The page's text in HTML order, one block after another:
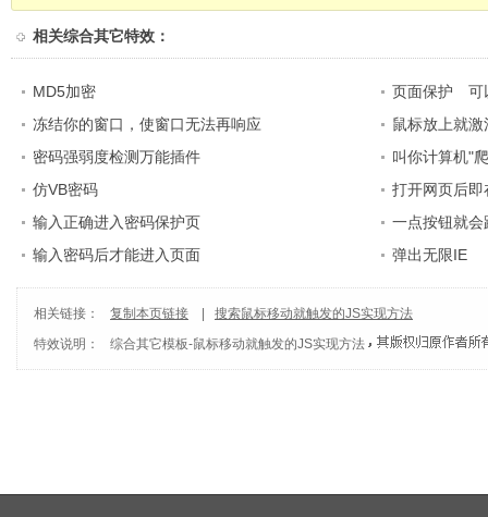
相关综合其它特效 ：
MD5加密
页面保护 可
冻结你的窗口，使窗口无法再响应
鼠标放上就激
密码强弱度检测万能插件
叫你计算机"
仿VB密码
打开网页后
输入正确进入密码保护页
一点按钮就
输入密码后才能进入页面
弹出无限IE
相关链接： 复制本页链接
搜索鼠标移动就触发的JS实现方法
特效说明：
综合其它模板-鼠标移动就触发的JS实现方法